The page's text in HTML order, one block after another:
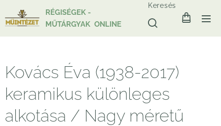
RÉGISÉGEK -
MŰTÁRGYAK ONLINE
Keresés
Kovács Éva (1938-2017)
keramikus különleges
alkotása / Nagy méretű